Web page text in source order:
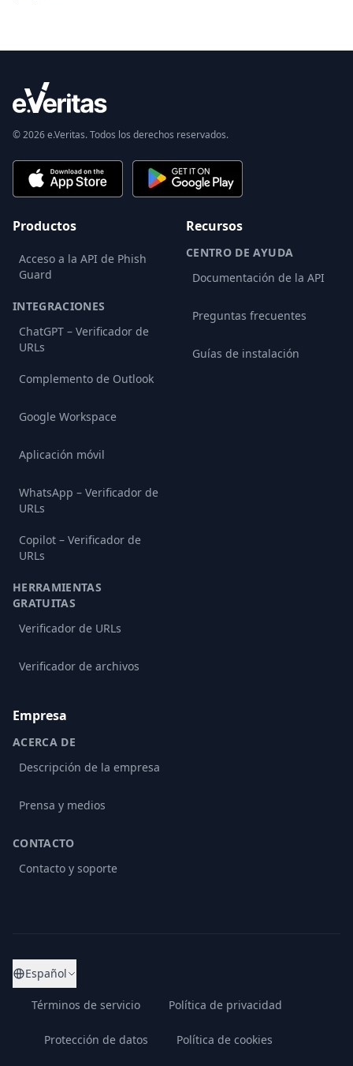
© 2026 e.Veritas. Todos los derechos reservados.
Productos
Acceso a la API de Phish
Guard
INTEGRACIONES
ChatGPT – Verificador de
URLs
Complemento de Outlook
Google Workspace
Aplicación móvil
WhatsApp – Verificador de
URLs
Copilot – Verificador de
URLs
HERRAMIENTAS
GRATUITAS
Verificador de URLs
Verificador de archivos
Recursos
CENTRO DE AYUDA
Documentación de la API
Preguntas frecuentes
Guías de instalación
Empresa
ACERCA DE
Descripción de la empresa
Prensa y medios
CONTACTO
Contacto y soporte
Español
Términos de servicio Política de privacidad
Protección de datos Política de cookies